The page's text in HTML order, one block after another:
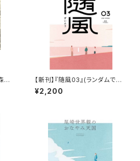
見
草
【新刊】『随風03』(ランダムで執
筆者のサインがつきます&おま
け随筆ペーパー)
¥2,200